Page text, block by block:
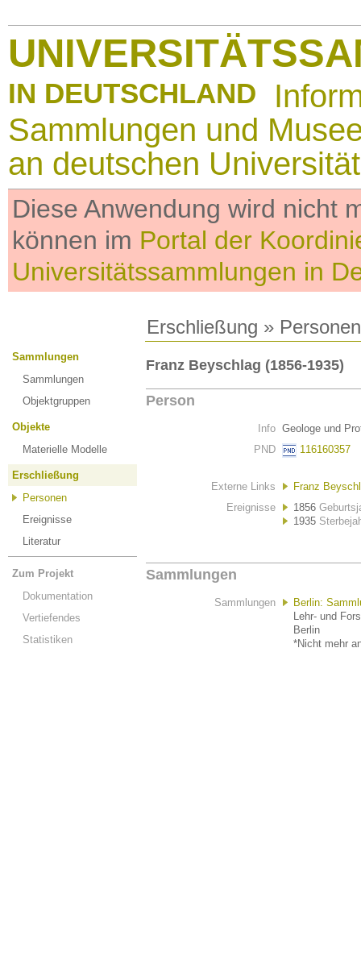
IN DEUTSCHLAND
Sammlungen und
an deutschen
Diese Anwendung wird nicht
können im Portal der
Universitätssammlungen in
Erschließung » Personen
Sammlungen
Sammlungen
Objektgruppen
Objekte
Materielle Modelle
Erschließung
Personen
Ereignisse
Literatur
Zum Projekt
Dokumentation
Vertiefendes
Statistiken
Franz Beyschlag (1856-1935)
Person
Info Geologe und
PND
116160357
Externe Links
Franz
Ereignisse
1856
1935
Sammlungen
Sammlungen
Berlin:
Lehr- und
Berlin
*Nicht mehr